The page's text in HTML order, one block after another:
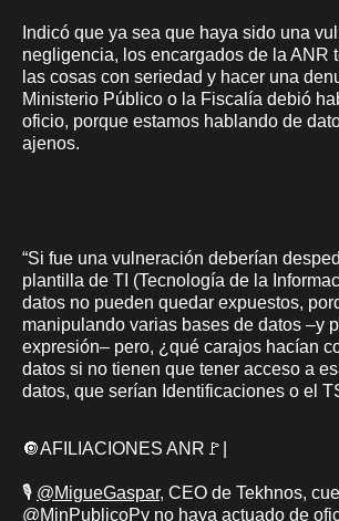
Indicó que ya sea que haya sido una
negligencia, los encargados de la ANR
las cosas con seriedad y hacer una
Ministerio Público o la Fiscalía debió
oficio, porque estamos hablando de
ajenos.
“Si fue una vulneración deberían
plantilla de TI (Tecnología de la
datos no pueden quedar expuestos,
manipulando varias bases de datos –y
expresión– pero, ¿qué carajos hacían
datos si no tienen que tener acceso a
datos, que serían Identificaciones o el
🔘AFILIACIONES ANR🚩|
🎙️ @MigueGaspar, CEO de Tekhnos,
@MinPublicoPy no haya actuado de